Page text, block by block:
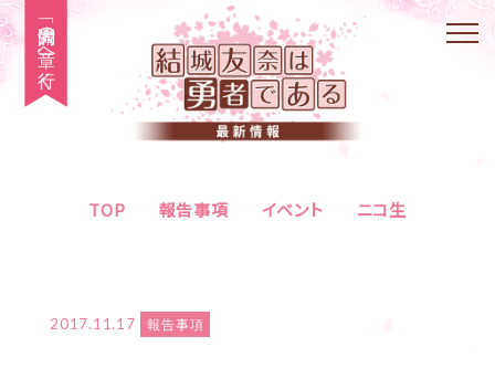
TOP 報告事項 イベント ニコ生
「大満開の章」へ行く
2017.11.17 報告事項